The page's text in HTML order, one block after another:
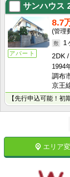
サンハウス
アパート
8.7
1
2DK
1994
調布
京王
【先行申込可能！初
エリア